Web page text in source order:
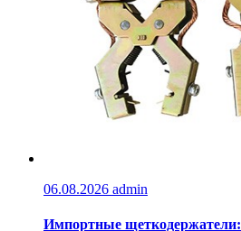
06.08.2026 admin
Импортные